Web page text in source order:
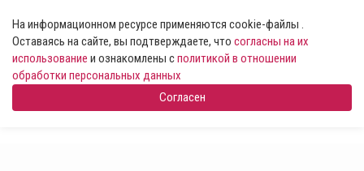
На информационном ресурсе применяются cookie-файлы .
Оставаясь на сайте, вы подтверждаете, что согласны на их
использование и ознакомлены сполитикой в отношении
обработки персональных данных
Согласен